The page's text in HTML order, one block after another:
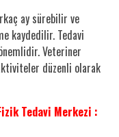
ay sürebilir ve
kaydedilir. Tedavi
Veteriner
düzenli olarak
Tedavi Merkezi :